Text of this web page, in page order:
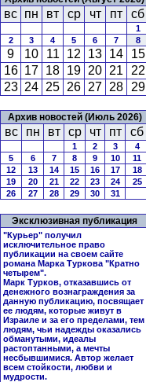
вс пн вт ср чт пт сб
1
2
3 4 5 6 7 8
9 10 11 12 13 14
15
16 17 18 19 20 21
22
23 24 25 26 27 28 29
Архив новостей (Июль 2026)
вс пн вт ср чт пт сб
1 2 3
4
5
6 7 8 9 10
11
12
13 14 15 16 17
18
19
20 21 22 23 24
25
26
27 28 29 30 31
Эксклюзивная публикация
"Курьер" получил
исключительное право
публикации на своем сайте
романа Марка Туркова "Кратно
четырем".
Марк Турков, отказавшись от
денежного вознаграждения за
данную публикацию, посвящает
ее людям, которые живут в
Израиле и за его пределами, тем
людям, чьи надежды оказались
обманутыми, идеалы
растоптанными, а мечты
несбывшимися. Автор желает
всем стойкости, любви и
мудрости.